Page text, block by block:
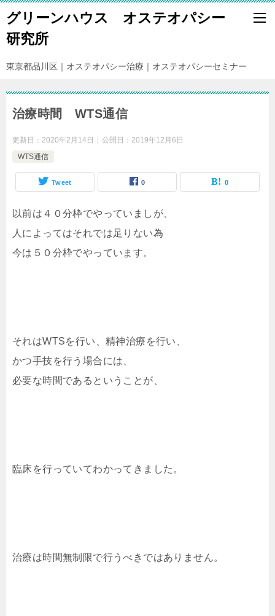
グリーンハウス オステオパシー
研究所
東京都品川区｜オステオパシー治療｜オステオパシーセミナー
治療時間 WTS通信
更新日： 2020年2月14日 公開日： 2019年12月6日
WTS通信
Tweet 0 0
以前は４０分枠でやっていましが、
人によってはそれでは足りない為
今は５０分枠でやっています。
それはWTSを行い、精神治療を行い、
かつ手技を行う場合には、
必要な時間であるということが、
臨床を行っていてわかってきました。
治療は時間無制限で行うべきではありません。